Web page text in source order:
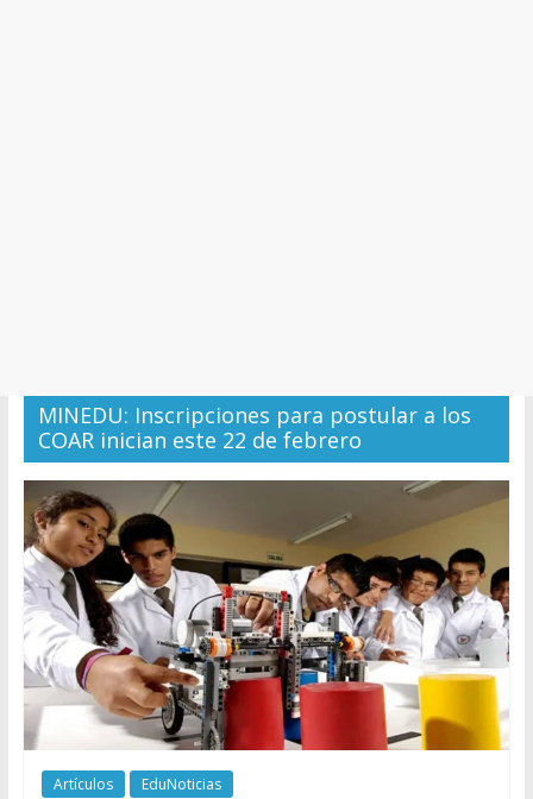
MINEDU: Inscripciones para postular a los
COAR inician este 22 de febrero
Artículos EduNoticias